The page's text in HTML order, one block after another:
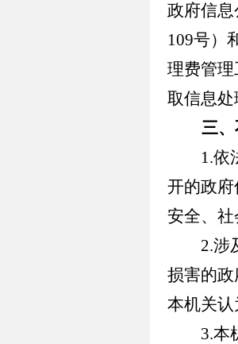
政府信
109号）
理费管
取信息
三
1.依法
开的政
安全、
2.涉及
损害的
本机关
3.本机